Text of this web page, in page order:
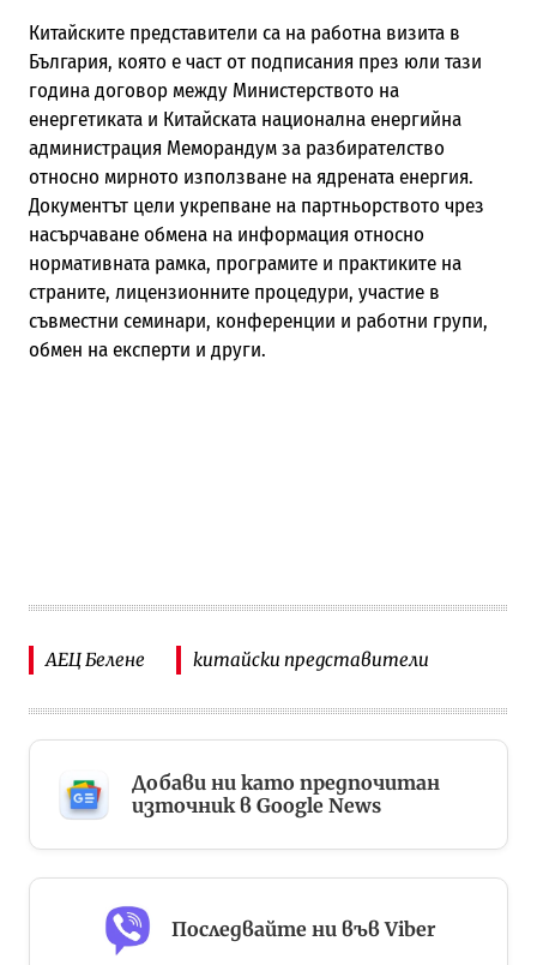
Китайските представители са на работна визита в
България, която е част от подписания през юли тази
година договор между Министерството на
енергетиката и Китайската национална енергийна
администрация Меморандум за разбирателство
относно мирното използване на ядрената енергия.
Документът цели укрепване на партньорството чрез
насърчаване обмена на информация относно
нормативната рамка, програмите и практиките на
страните, лицензионните процедури, участие в
съвместни семинари, конференции и работни групи,
обмен на експерти и други.
АЕЦ Белене китайски представители
Добави ни като предпочитан
източник в Google News
Последвайте ни във Viber